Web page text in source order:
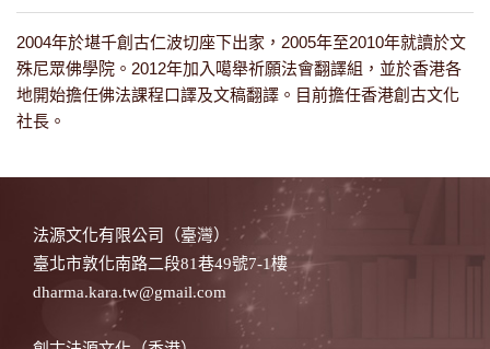
2004年於堪千創古仁波切座下出家，2005年至2010年就讀於文
殊尼眾佛學院。2012年加入噶舉祈願法會翻譯組，並於香港各
地開始擔任佛法課程口譯及文稿翻譯。目前擔任香港創古文化
社長。
法源文化有限公司（臺灣）
臺北市敦化南路二段81巷49號7-1樓
dharma.kara.tw@gmail.com